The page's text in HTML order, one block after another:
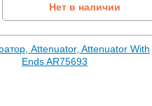
Нет в наличии